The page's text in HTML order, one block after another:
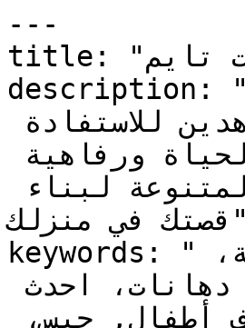
---
title: "دهانات تايم"
description: "دهانات تايم علامة تجارية رائدة في
قصتك في منزلك"
keywords: "دهانات, دهانات خارجية، دهانات داخلية،